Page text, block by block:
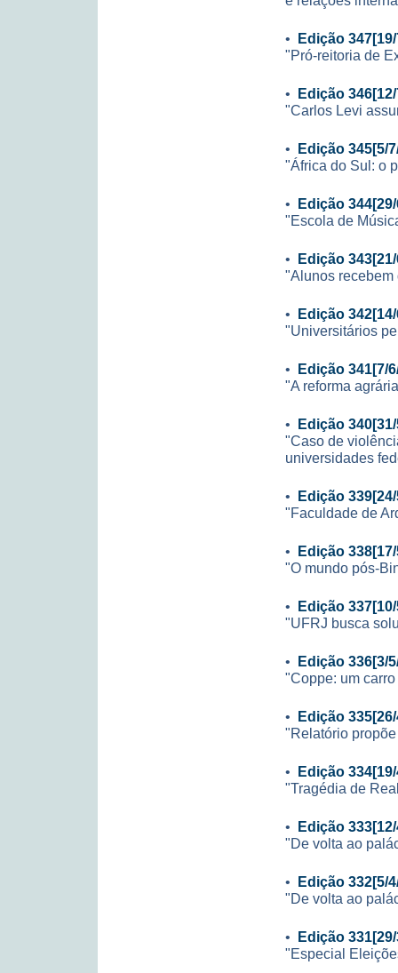
• Edição
"Pró-reitoria de
• Edição
"Carlos Levi
• Edição 345[5/
"África do Sul: o
• Edição
"Escola de
• Edição
"Alunos
• Edição
"Universitários
• Edição 341[7/
"A reforma
• Edição
"Caso de
universidades
• Edição
"Faculdade de
• Edição
"O mundo pós-
• Edição
"UFRJ busca
• Edição 336[3/
"Coppe: um
• Edição
"Relatório
• Edição
"Tragédia de
• Edição
"De volta ao
• Edição 332[5/
"De volta ao
• Edição
"Especial